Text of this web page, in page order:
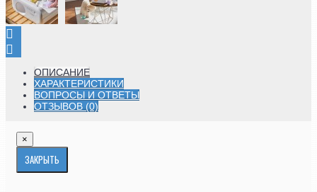
ОПИСАНИЕ
ХАРАКТЕРИСТИКИ
ВОПРОСЫ И ОТВЕТЫ
ОТЗЫВОВ (0)
×
ЗАКРЫТЬ